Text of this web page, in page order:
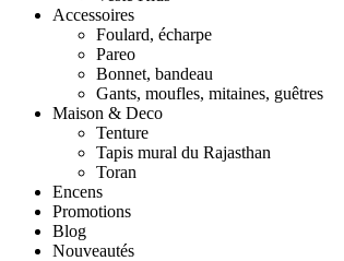
Accessoires
Foulard, écharpe
Pareo
Bonnet, bandeau
Gants, moufles, mitaines, guêtres
Maison & Deco
Tenture
Tapis mural du Rajasthan
Toran
Encens
Promotions
Blog
Nouveautés